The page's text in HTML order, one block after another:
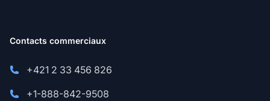
Contacts commerciaux
+421 2 33 456 826
+1-888-842-9508